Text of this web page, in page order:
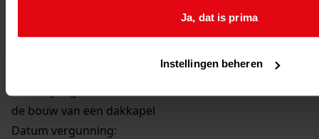
Ja, dat is prima
Instellingen beheren
de bouw van een dakkapel
Datum vergunning: